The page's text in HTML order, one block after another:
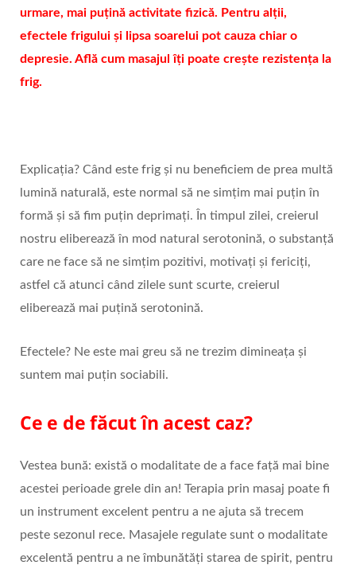
urmare, mai puțină activitate fizică. Pentru alții,
efectele frigului și lipsa soarelui pot cauza chiar o
depresie. Află cum masajul îți poate crește rezistența la
frig.
Explicația? Când este frig și nu beneficiem de prea multă
lumină naturală, este normal să ne simțim mai puțin în
formă și să fim puțin deprimați. În timpul zilei, creierul
nostru eliberează în mod natural serotonină, o substanță
care ne face să ne simțim pozitivi, motivați și fericiți,
astfel că atunci când zilele sunt scurte, creierul
eliberează mai puțină serotonină.
Efectele? Ne este mai greu să ne trezim dimineața și
suntem mai puțin sociabili.
Ce e de făcut în acest caz?
Vestea bună: există o modalitate de a face față mai bine
acestei perioade grele din an! Terapia prin masaj poate fi
un instrument excelent pentru a ne ajuta să trecem
peste sezonul rece. Masajele regulate sunt o modalitate
excelentă pentru a ne îmbunătăți starea de spirit, pentru